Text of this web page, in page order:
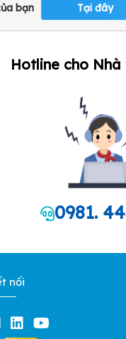
bạn Tại đây
Hotline cho
0981.
nối